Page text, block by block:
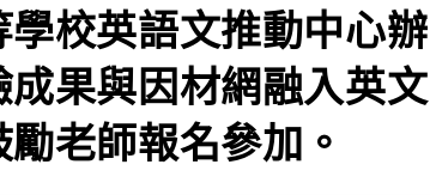
校英語文推動中心辦
果與因材網融入英文
老師報名參加。